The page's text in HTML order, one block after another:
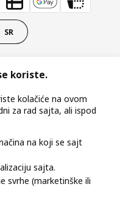
SR
Načini poslovanja
(responsible
koriste.
kolačiće na ovom
za rad sajta, ali ispod
na koji se sajt
sajta.
svrhe (marketinške ili